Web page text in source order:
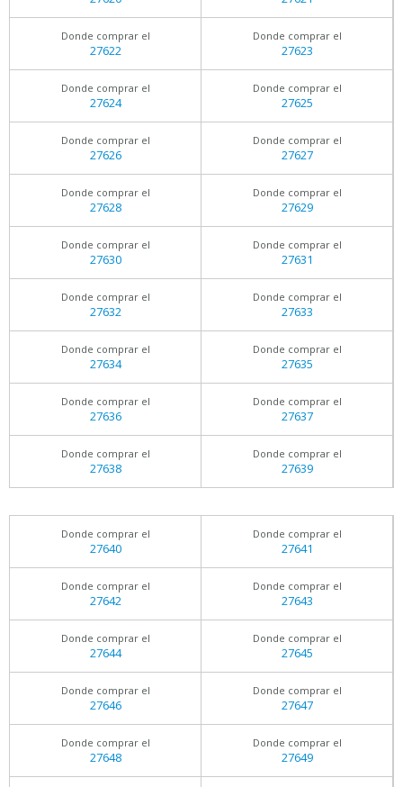
Donde comprar el
27622
Donde comprar el
27623
Donde comprar el
27624
Donde comprar el
27625
Donde comprar el
27626
Donde comprar el
27627
Donde comprar el
27628
Donde comprar el
27629
Donde comprar el
27630
Donde comprar el
27631
Donde comprar el
27632
Donde comprar el
27633
Donde comprar el
27634
Donde comprar el
27635
Donde comprar el
27636
Donde comprar el
27637
Donde comprar el
27638
Donde comprar el
27639
Donde comprar el
27640
Donde comprar el
27641
Donde comprar el
27642
Donde comprar el
27643
Donde comprar el
27644
Donde comprar el
27645
Donde comprar el
27646
Donde comprar el
27647
Donde comprar el
27648
Donde comprar el
27649